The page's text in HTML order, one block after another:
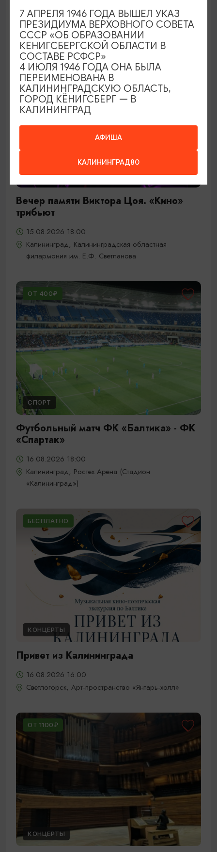
15.08.2026 19:30
Светлогорск, Арт-пространство «Янтарь-холл»
ОТ 600₽
КОНЦЕРТЫ
Вечер памяти Виктора Цоя. «Кино»
трибьют
15.08.2026 18:00
Калининград, Калининградская областная
филармония им. Е.Ф. Светланова
ОТ 400₽
СПОРТ
Футбольный матч ФК «Балтика» - ФК
«Спартак»
16.08.2026 18:00
Калининград, Ростех Арена (Стадион
«Калининград»)
БЕСПЛАТНО
КОНЦЕРТЫ
Привет из Калининграда
16.08.2026 16:00
Светлогорск, Арт-пространство «Янтарь-холл»
ОТ 1100₽
КОНЦЕРТЫ
АФИША
КАЛИНИНГРАД80
7 АПРЕЛЯ 1946 ГОДА ВЫШЕЛ УКАЗ
ПРЕЗИДИУМА ВЕРХОВНОГО СОВЕТА
СССР «ОБ ОБРАЗОВАНИИ
КЕНИГСБЕРГСКОЙ ОБЛАСТИ В
СОСТАВЕ РСФСР»
4 ИЮЛЯ 1946 ГОДА ОНА БЫЛА
ПЕРЕИМЕНОВАНА В
КАЛИНИНГРАДСКУЮ ОБЛАСТЬ,
ГОРОД КЁНИГСБЕРГ — В
КАЛИНИНГРАД